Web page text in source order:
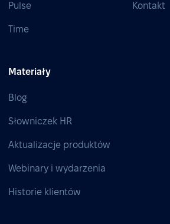
Pulse
Time
Kontakt
Materiały
Blog
Słowniczek HR
Aktualizacje produktów
Webinary i wydarzenia
Historie klientów